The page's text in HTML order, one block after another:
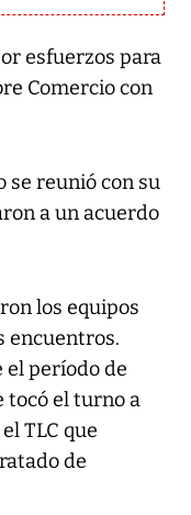
esfuerzos para
Comercio con
se reunió con su
a un acuerdo
los equipos
encuentros.
período de
tocó el turno a
TLC que
de